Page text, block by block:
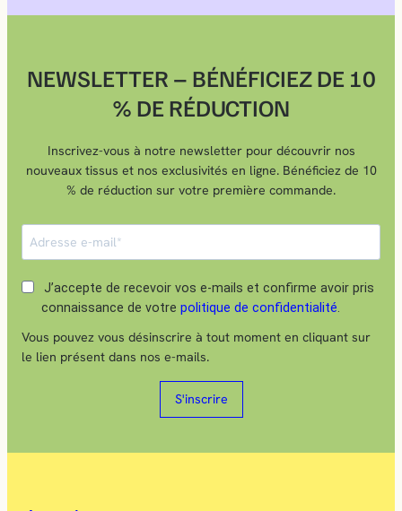
NEWSLETTER – BÉNÉFICIEZ DE 10
% DE RÉDUCTION
Inscrivez-vous à notre newsletter pour découvrir nos
nouveaux tissus et nos exclusivités en ligne. Bénéficiez de 10
% de réduction sur votre première commande.
J’accepte de recevoir vos e-mails et confirme avoir pris
connaissance de votre politique de confidentialité
Vous pouvez vous désinscrire à tout moment en cliquant sur
le lien présent dans nos e-mails.
S'inscrire